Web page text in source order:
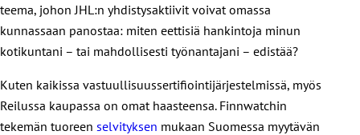
teema, johon JHL:n yhdistysaktiivit voivat omassa
kunnassaan panostaa: miten eettisiä hankintoja minun
kotikuntani – tai mahdollisesti työnantajani – edistää?
Kuten kaikissa vastuullisuussertifiointijärjestelmissä, myös
Reilussa kaupassa on omat haasteensa. Finnwatchin
tekemän tuoreen selvityksen mukaan Suomessa myytävän